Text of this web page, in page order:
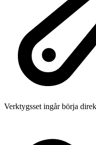
Verktygsset ingår börja